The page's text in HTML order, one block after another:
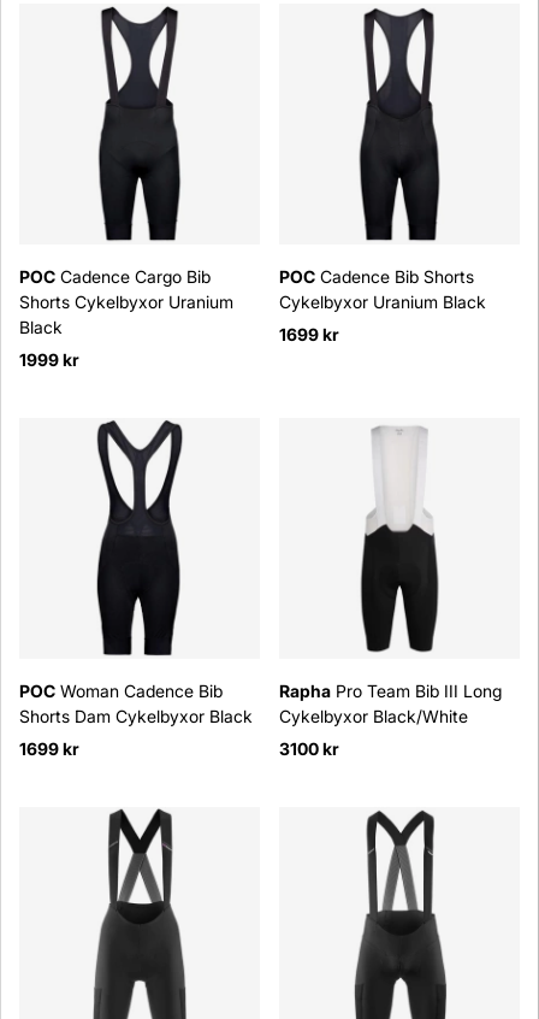
POC Cadence Cargo Bib
Shorts Cykelbyxor Uranium
Black
1999 kr
POC Cadence Bib Shorts
Cykelbyxor Uranium Black
1699 kr
POC Woman Cadence Bib
Shorts Dam Cykelbyxor Black
1699 kr
Rapha Pro Team Bib III Long
Cykelbyxor Black/White
3100 kr